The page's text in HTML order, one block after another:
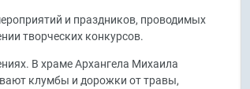
и праздников, проводимых
творческих конкурсов.
В храме Архангела Михаила
клумбы и дорожки от травы,